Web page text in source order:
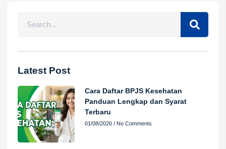
Latest Post
Cara Daftar BPJS Kesehatan
Panduan Lengkap dan Syarat
Terbaru
01/08/2026 No Comments